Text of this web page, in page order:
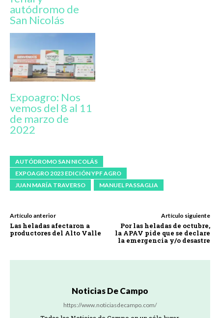
autódromo de
San Nicolás
Expoagro: Nos
vemos del 8 al 11
de marzo de
2022
AUTÓDROMO SAN NICOLÁS
EXPOAGRO 2023 EDICIÓN YPF AGRO
JUAN MARÍA TRAVERSO
MANUEL PASSAGLIA
Artículo anterior
Las heladas afectaron a
productores del Alto Valle
Artículo siguiente
Por las heladas de octubre,
la APAV pide que se declare
la emergencia y/o desastre
Noticias De Campo
https://www.noticiasdecampo.com/